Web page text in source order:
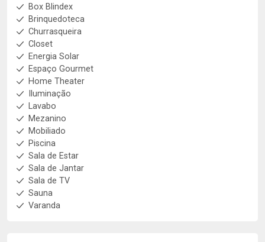
Box Blindex
Brinquedoteca
Churrasqueira
Closet
Energia Solar
Espaço Gourmet
Home Theater
Iluminação
Lavabo
Mezanino
Mobiliado
Piscina
Sala de Estar
Sala de Jantar
Sala de TV
Sauna
Varanda